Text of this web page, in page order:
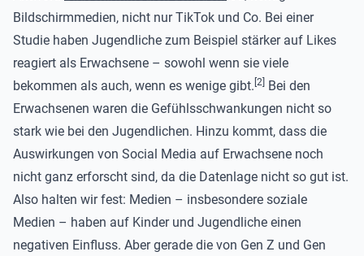
Bildschirmmedien, nicht nur TikTok und Co. Bei einer
Studie haben Jugendliche zum Beispiel stärker auf Likes
reagiert als Erwachsene – sowohl wenn sie viele
bekommen als auch, wenn es wenige gibt. 2 Bei den
Erwachsenen waren die Gefühlsschwankungen nicht so
stark wie bei den Jugendlichen. Hinzu kommt, dass die
Auswirkungen von Social Media auf Erwachsene noch
nicht ganz erforscht sind, da die Datenlage nicht so gut ist.
Also halten wir fest: Medien – insbesondere soziale
Medien – haben auf Kinder und Jugendliche einen
negativen Einfluss. Aber gerade die von Gen Z und Gen